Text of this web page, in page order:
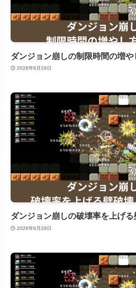
ダンジョン崩しの制限時間の増
2026年6月29日
ダンジョン崩しの破壊率を上げ
2026年6月29日